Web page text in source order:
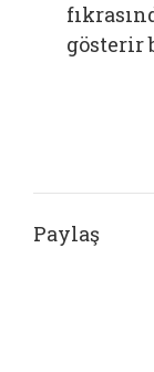
gösterir
Paylaş